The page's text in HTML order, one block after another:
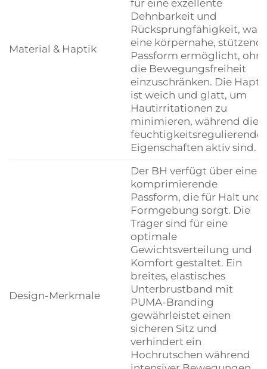
Material & Haptik
für eine exzellente
Dehnbarkeit und
Rücksprungfähigkeit, was
eine körpernahe,
Passform ermöglicht,
die Bewegungsfreiheit
einzuschränken. Die
ist weich und glatt, um
Hautirritationen zu
minimieren, während die
Eigenschaften aktiv sind.
Design-Merkmale
Der BH verfügt über eine
komprimierende
Passform, die für Halt und
Formgebung sorgt. Die
Träger sind für eine
optimale
Gewichtsverteilung und
Komfort gestaltet. Ein
breites, elastisches
Unterbrustband mit
PUMA-Branding
gewährleistet einen
sicheren Sitz und
verhindert ein
Hochrutschen während